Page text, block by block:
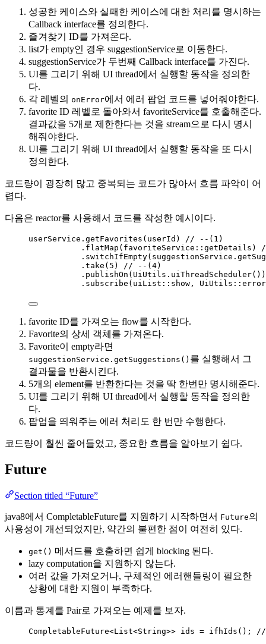
성공한 케이스와 실패한 케이스에 대한 처리를 명시하는
Callback interface를 정의한다.
즐겨찾기 ID를 가져온다.
list가 empty인 경우 suggestionService로 이동한다.
suggestionService가 두번째 Callback interface를 가진다.
UI를 그리기 위해 UI thread에서 실행할 동작을 정의한
다.
각 레벨의 onError에서 에러 팝업 코드를 넣어줘야한다.
favorite ID 레벨로 돌아와서 favoriteService를 호출해준다.
결과값을 5개로 제한한다는 것을 stream으로 다시 명시
해줘야한다.
UI를 그리기 위해 UI thread에서 실행할 동작을 또 다시
정의한다.
코드량이 굉장히 많고 중복되는 코드가 많아서 흐름 파악이 어
렵다.
다음은 reactor를 사용해서 코드를 작성한 예시이다.
userService . getFavorites ( userId )
// --(1)
. flatMap ( favoriteService :: getDetails )
. switchIfEmpty( suggestionService .
. take ( 5 )
// --(4)
. publishOn ( UiUtils . uiThreadScheduler())
. subscribe ( uiList :: show, UiUtils ::
favorite ID를 가져오는 flow를 시작한다.
Favorite의 상세 객체를 가져온다.
Favorite이 empty라면
suggestionService.getSuggestions() 를 실행해서 그
결과물을 반환시킨다.
5개의 element를 반환한다는 것을 딱 한번만 명시해준다.
UI를 그리기 위해 UI thread에서 실행할 동작을 정의한
다.
팝업을 띄워주는 에러 처리도 한 번만 수행한다.
코드량이 훨씬 줄어들었고, 중요한 흐름을 알아보기 쉽다.
Future
Section titled “Future”
java8에서 CompletableFuture를 지원하기 시작하면서 Future의
사용성이 개선되었지만, 약간의 불편한 점이 여전히 있다.
get() 메서드를 호출하면 쉽게 blocking 된다.
lazy computation을 지원하지 않는다.
여러 값을 가져오거나, 구체적인 에러핸들링이 필요한
상황에 대한 지원이 부족하다.
이름과 통계를 Pair로 가져오는 예제를 보자.
CompletableFuture<List<String>> ids = ifhIds () ;